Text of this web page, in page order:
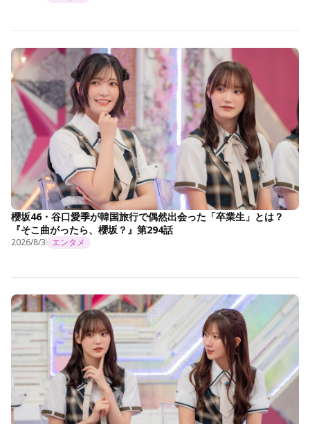
櫻坂46・谷口愛季が韓国旅行で偶然出会った「卒業生」とは？
『そこ曲がったら、櫻坂？』第294話
2026/8/3 エンタメ